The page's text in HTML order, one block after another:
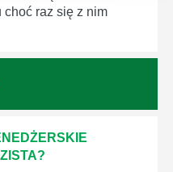
choć raz się z nim